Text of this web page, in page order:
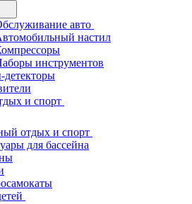
авто
настил
инструментов
детекторы
и спорт
отдых и спорт
для бассейна